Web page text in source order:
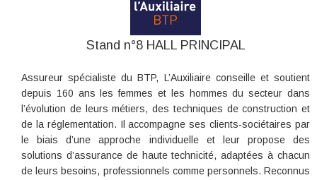
Stand n°8 HALL PRINCIPAL
Assureur spécialiste du BTP, L’Auxiliaire conseille et soutient
depuis 160 ans les femmes et les hommes du secteur dans
l’évolution de leurs métiers, des techniques de construction et
de la réglementation. Il accompagne ses clients-sociétaires par
le biais d’une approche individuelle et leur propose des
solutions d’assurance de haute technicité, adaptées à chacun
de leurs besoins, professionnels comme personnels. Reconnus